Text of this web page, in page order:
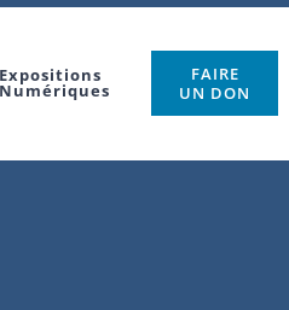
Expositions
Numériques
FAIRE
UN DON